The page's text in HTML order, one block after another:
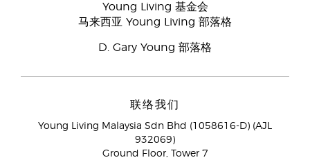
Young Living 基金会
马来西亚 Young Living 部落格
D. Gary Young 部落格
联络我们
Young Living Malaysia Sdn Bhd (1058616-D) (AJL
932069)
Ground Floor, Tower 7